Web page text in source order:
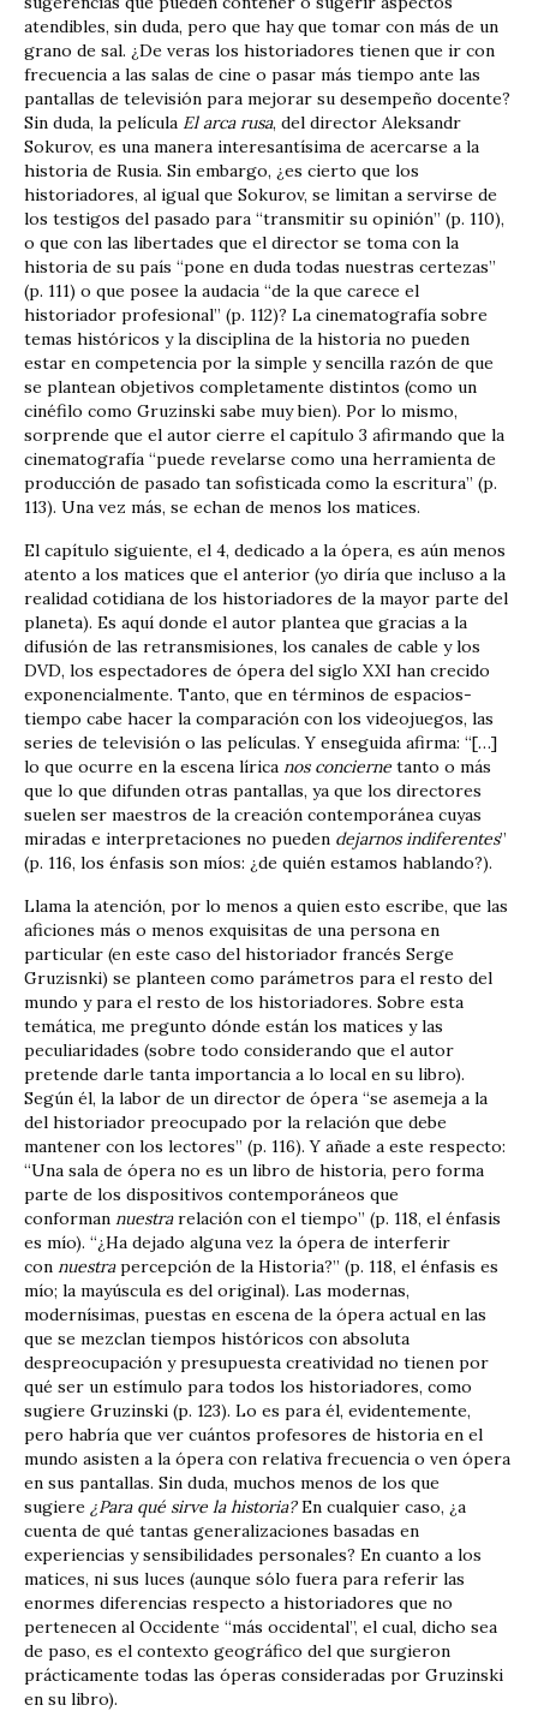
atendibles, sin duda, pero que hay que tomar con más de un
grano de sal. ¿De veras los historiadores tienen que ir con
frecuencia a las salas de cine o pasar más tiempo ante las
pantallas de televisión para mejorar su desempeño docente?
Sin duda, la película El arca rusa, del director Aleksandr
Sokurov, es una manera interesantísima de acercarse a la
historia de Rusia. Sin embargo, ¿es cierto que los
historiadores, al igual que Sokurov, se limitan a servirse de
los testigos del pasado para “transmitir su opinión” (p. 110),
o que con las libertades que el director se toma con la
historia de su país “pone en duda todas nuestras certezas”
(p. 111) o que posee la audacia “de la que carece el
historiador profesional” (p. 112)? La cinematografía sobre
temas históricos y la disciplina de la historia no pueden
estar en competencia por la simple y sencilla razón de que
se plantean objetivos completamente distintos (como un
cinéfilo como Gruzinski sabe muy bien). Por lo mismo,
sorprende que el autor cierre el capítulo 3 afirmando que la
cinematografía “puede revelarse como una herramienta de
producción de pasado tan sofisticada como la escritura” (p.
113). Una vez más, se echan de menos los matices.
El capítulo siguiente, el 4, dedicado a la ópera, es aún menos
atento a los matices que el anterior (yo diría que incluso a la
realidad cotidiana de los historiadores de la mayor parte del
planeta). Es aquí donde el autor plantea que gracias a la
difusión de las retransmisiones, los canales de cable y los
DVD, los espectadores de ópera del siglo XXI han crecido
exponencialmente. Tanto, que en términos de espacios-
tiempo cabe hacer la comparación con los videojuegos, las
series de televisión o las películas. Y enseguida afirma: “[…]
lo que ocurre en la escena lírica nos concierne tanto o más
que lo que difunden otras pantallas, ya que los directores
suelen ser maestros de la creación contemporánea cuyas
miradas e interpretaciones no pueden dejarnos indiferentes”
(p. 116, los énfasis son míos: ¿de quién estamos hablando?).
Llama la atención, por lo menos a quien esto escribe, que las
aficiones más o menos exquisitas de una persona en
particular (en este caso del historiador francés Serge
Gruzisnki) se planteen como parámetros para el resto del
mundo y para el resto de los historiadores. Sobre esta
temática, me pregunto dónde están los matices y las
peculiaridades (sobre todo considerando que el autor
pretende darle tanta importancia a lo local en su libro).
Según él, la labor de un director de ópera “se asemeja a la
del historiador preocupado por la relación que debe
mantener con los lectores” (p. 116). Y añade a este respecto:
“Una sala de ópera no es un libro de historia, pero forma
parte de los dispositivos contemporáneos que
conforman nuestrarelación con el tiempo” (p. 118, el énfasis
es mío). “¿Ha dejado alguna vez la ópera de interferir
con nuestrapercepción de la Historia?” (p. 118, el énfasis es
mío; la mayúscula es del original). Las modernas,
modernísimas, puestas en escena de la ópera actual en las
que se mezclan tiempos históricos con absoluta
despreocupación y presupuesta creatividad no tienen por
qué ser un estímulo para todos los historiadores, como
sugiere Gruzinski (p. 123). Lo es para él, evidentemente,
pero habría que ver cuántos profesores de historia en el
mundo asisten a la ópera con relativa frecuencia o ven ópera
en sus pantallas. Sin duda, muchos menos de los que
sugiere ¿Para qué sirve la historia?En cualquier caso, ¿a
cuenta de qué tantas generalizaciones basadas en
experiencias y sensibilidades personales? En cuanto a los
matices, ni sus luces (aunque sólo fuera para referir las
enormes diferencias respecto a historiadores que no
pertenecen al Occidente “más occidental”, el cual, dicho sea
de paso, es el contexto geográfico del que surgieron
prácticamente todas las óperas consideradas por Gruzinski
en su libro).